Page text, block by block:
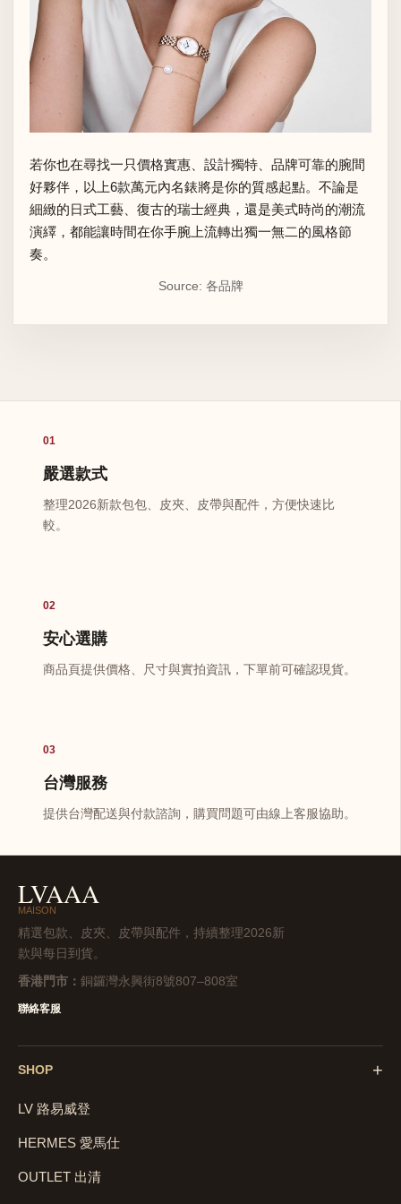
若你也在尋找一只價格實惠、設計獨特、品牌可靠的腕間
好夥伴，以上6款萬元內名錶將是你的質感起點。不論是
細緻的日式工藝、復古的瑞士經典，還是美式時尚的潮流
演繹，都能讓時間在你手腕上流轉出獨一無二的風格節
奏。
Source: 各品牌
01
嚴選款式
整理2026新款包包、皮夾、皮帶與配件，方便快速比
較。
02
安心選購
商品頁提供價格、尺寸與實拍資訊，下單前可確認現貨。
03
台灣服務
提供台灣配送與付款諮詢，購買問題可由線上客服協助。
LVAAA
MAISON
精選包款、皮夾、皮帶與配件，持續整理2026新
款與每日到貨。
香港門市： 銅鑼灣永興街8號807–808室
聯絡客服
SHOP +
LV 路易威登
HERMES 愛馬仕
OUTLET 出清